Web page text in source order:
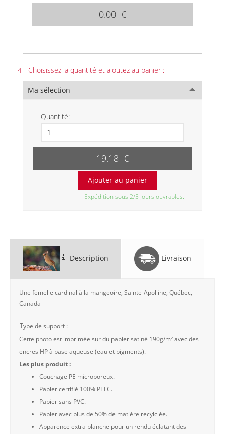
0.00 €
4 - Choisissez la quantité et ajoutez au panier :
Ma sélection
Quantité:
19.18 €
Expédition sous 2/5 jours ouvrables.
Description Livraison
Une femelle cardinal à la mangeoire, Sainte-Apolline, Québec,
Canada
Type de support :
Cette photo est imprimée sur du papier satiné 190g/m² avec des
encres HP à base aqueuse (eau et pigments).
Les plus produit :
Couchage PE microporeux.
Papier certifié 100% PEFC.
Papier sans PVC.
Papier avec plus de 50% de matière recylclée.
Apparence extra blanche pour un rendu éclatant des